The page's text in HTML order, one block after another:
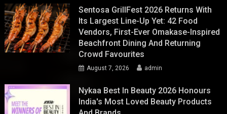
Sentosa GrillFest 2026 Returns With
Its Largest Line-Up Yet: 42 Food
Vendors, First-Ever Omakase-Inspired
Beachfront Dining And Returning
Crowd Favourites
August 7, 2026 admin
Nykaa Best In Beauty 2026 Honours
India's Most Loved Beauty Products